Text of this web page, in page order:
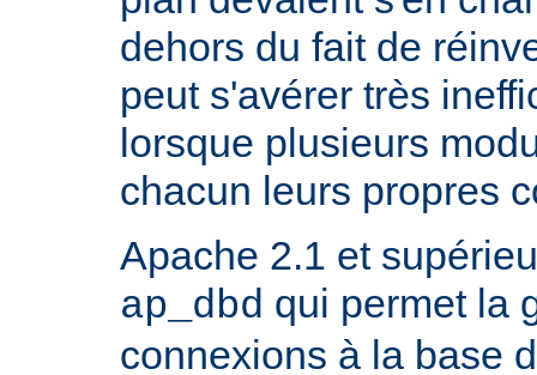
dehors du fait de
peut s'avérer très
lorsque plusieurs
chacun leurs propres
Apache 2.1 et
ap_dbd qui permet la
connexions à la base